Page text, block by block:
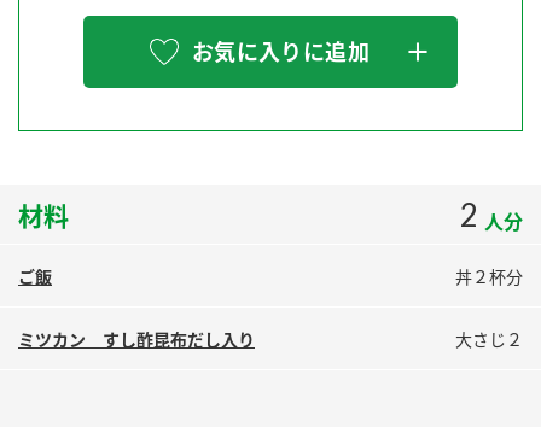
スペシャルサイト
お酢を知ろう！
すしラボ
ぽん酢サワー
鍋奉行マニュアル
人気商品 ＋ おすすめレシピ
各部門が大切にしていること
よくあるご質問
地図から取り扱い店舗を探す
お気に入りに追加
材料 2 人分
ご飯 丼２杯分
ミツカン すし酢昆布だし入り 大さじ２